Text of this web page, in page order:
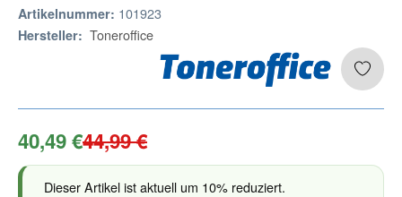
Artikelnummer: 101923
Hersteller: Toneroffice
40,49 €44,99 €
Dieser Artikel ist aktuell um 10% reduziert.